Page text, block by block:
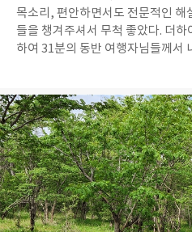
목소리, 편안하면서도 전문적인 해
들을 챙겨주셔서 무척 좋았다. 더하여, 결혼 30년차인 남편을 비롯
하여 31분의 동반 여행자님들께서
이드님들의 명품 목소리(동화구
주신 덕분에 무엇하나 부족함이 없는 여행이었
강을 염려해주신 김경민인솔자님